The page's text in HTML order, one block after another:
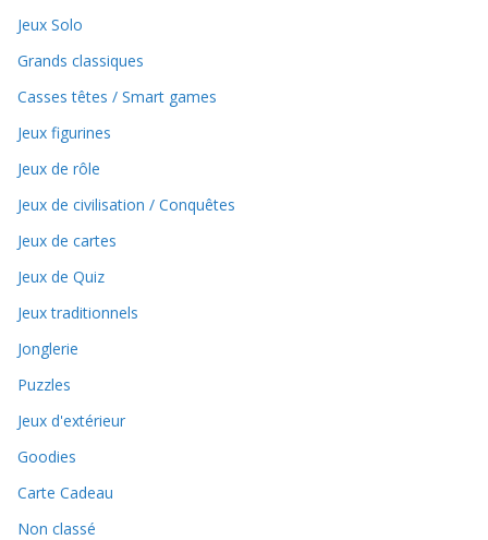
Jeux Solo
Grands classiques
Casses têtes / Smart games
Jeux figurines
Jeux de rôle
Jeux de civilisation / Conquêtes
Jeux de cartes
Jeux de Quiz
Jeux traditionnels
Jonglerie
Puzzles
Jeux d'extérieur
Goodies
Carte Cadeau
Non classé